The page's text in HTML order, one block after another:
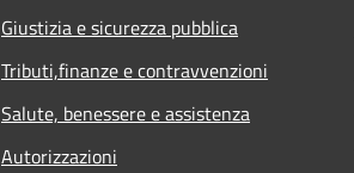
Giustizia e sicurezza pubblica
Tributi,finanze e contravvenzioni
Salute, benessere e assistenza
Autorizzazioni